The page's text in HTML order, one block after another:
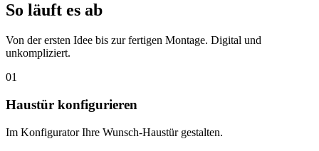
So läuft es ab
Von der ersten Idee bis zur fertigen Montage. Digital und
unkompliziert.
01
Haustür konfigurieren
Im Konfigurator Ihre Wunsch-Haustür gestalten.